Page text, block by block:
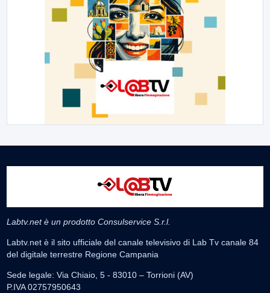
Labtv.net è un prodotto Consulservice S.r.l.
Labtv.net è il sito ufficiale del canale televisivo di Lab Tv canale 84
del digitale terrestre Regione Campania
Sede legale: Via Chiaio, 5 - 83010 – Torrioni (AV)
P.IVA 02757950643